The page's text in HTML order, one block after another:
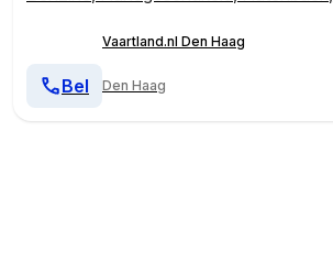
Vaartland.nl Den Haag
Den Haag
Bel